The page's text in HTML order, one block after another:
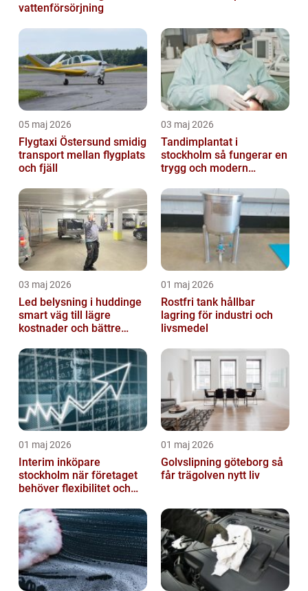
vattenförsörjning
05 maj 2026
Flygtaxi Östersund smidig
transport mellan flygplats
och fjäll
03 maj 2026
Tandimplantat i
stockholm så fungerar en
trygg och modern
03 maj 2026
Led belysning i huddinge
smart väg till lägre
kostnader och bättre
01 maj 2026
Rostfri tank hållbar
lagring för industri och
livsmedel
01 maj 2026
Interim inköpare
stockholm när företaget
behöver flexibilitet och
01 maj 2026
Golvslipning göteborg så
får trägolven nytt liv